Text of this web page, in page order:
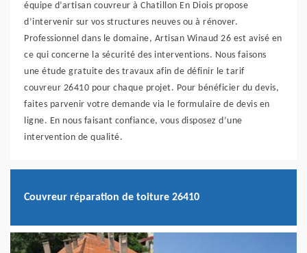
équipe d’artisan couvreur à Chatillon En Diois propose
d’intervenir sur vos structures neuves ou à rénover.
Professionnel dans le domaine, Artisan Winaud 26 est avisé en
ce qui concerne la sécurité des interventions. Nous faisons
une étude gratuite des travaux afin de définir le tarif
couvreur 26410 pour chaque projet. Pour bénéficier du devis,
faites parvenir votre demande via le formulaire de devis en
ligne. En nous faisant confiance, vous disposez d’une
intervention de qualité.
Couvreur réparation de toiture 26410